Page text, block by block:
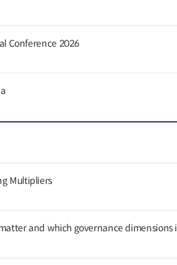
Conference 2026
Multipliers
and which governance dimensions